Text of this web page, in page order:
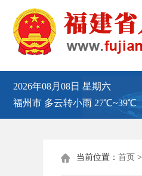
2026年08月08日 星期六
福州市 多云转小雨 27℃~39℃
 当前位置： 首页 >